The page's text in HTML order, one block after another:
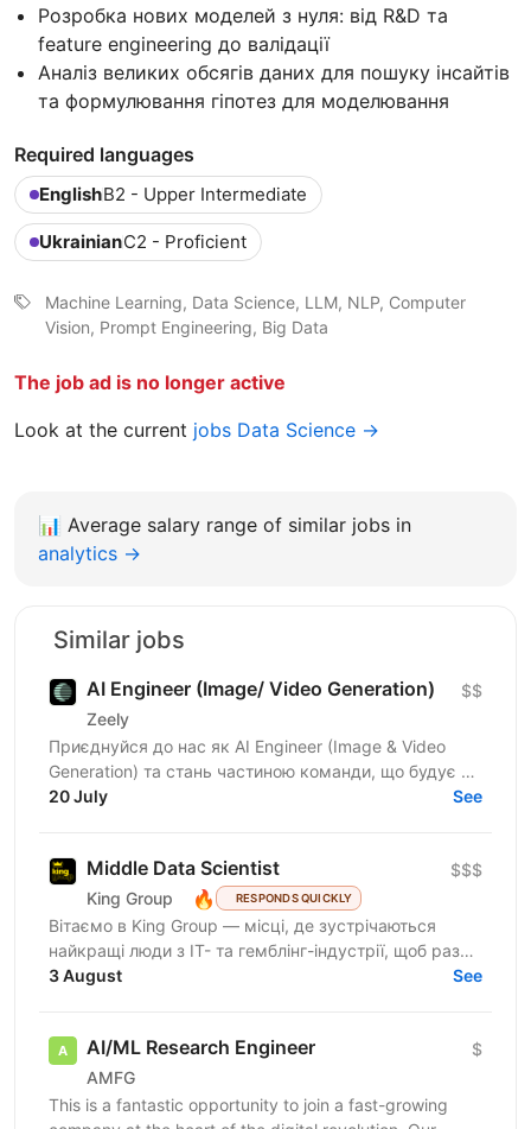
Розробка нових моделей з нуля: від R&D та
feature engineering до валідації
Аналіз великих обсягів даних для пошуку інсайтів
та формулювання гіпотез для моделювання
Required languages
EnglishB2 - Upper Intermediate
UkrainianC2 - Proficient
Machine Learning, Data Science, LLM, NLP, Computer
Vision, Prompt Engineering, Big Data
The job ad is no longer active
Look at the current jobs Data Science →
📊 Average salary range of similar jobs in
analytics →
Similar jobs
AI Engineer (Image/ Video Generation)
Zeely
$$
Приєднуйся до нас як AI Engineer (Image & Video
Generation) та стань частиною команди, що будує та
масштабує генеративні пайплайни для створення
20 July See
Middle Data Scientist
King Group 🔥 RESPONDS QUICKLY
$$$
Вітаємо в King Group — місці, де зустрічаються
найкращі люди з IT- та гемблінг-індустрії, щоб разом
створювати масштабні digital-продукти. Ми
3 August See
AI/ML Research Engineer
AMFG
$
This is a fantastic opportunity to join a fast-growing